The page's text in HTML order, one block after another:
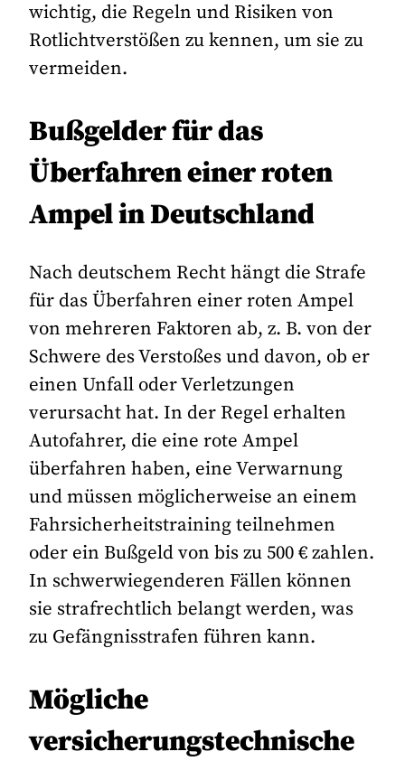
wichtig, die Regeln und Risiken von
Rotlichtverstößen zu kennen, um sie zu
vermeiden.
Bußgelder für das
Überfahren einer roten
Ampel in Deutschland
Nach deutschem Recht hängt die Strafe
für das Überfahren einer roten Ampel
von mehreren Faktoren ab, z. B. von der
Schwere des Verstoßes und davon, ob er
einen Unfall oder Verletzungen
verursacht hat. In der Regel erhalten
Autofahrer, die eine rote Ampel
überfahren haben, eine Verwarnung
und müssen möglicherweise an einem
Fahrsicherheitstraining teilnehmen
oder ein Bußgeld von bis zu 500 € zahlen.
In schwerwiegenderen Fällen können
sie strafrechtlich belangt werden, was
zu Gefängnisstrafen führen kann.
Mögliche
versicherungstechnische